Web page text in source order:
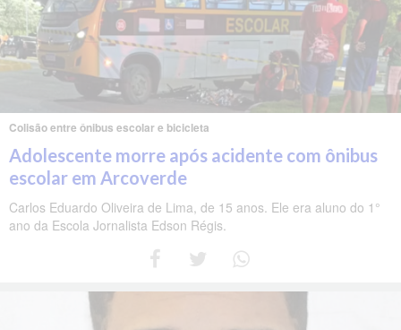
Colisão entre ônibus escolar e bicicleta
Adolescente morre após acidente com ônibus
escolar em Arcoverde
Carlos Eduardo Oliveira de Lima, de 15 anos. Ele era aluno do 1°
ano da Escola Jornalista Edson Régis.